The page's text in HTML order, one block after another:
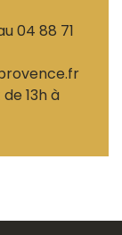
04 88 71
13h à